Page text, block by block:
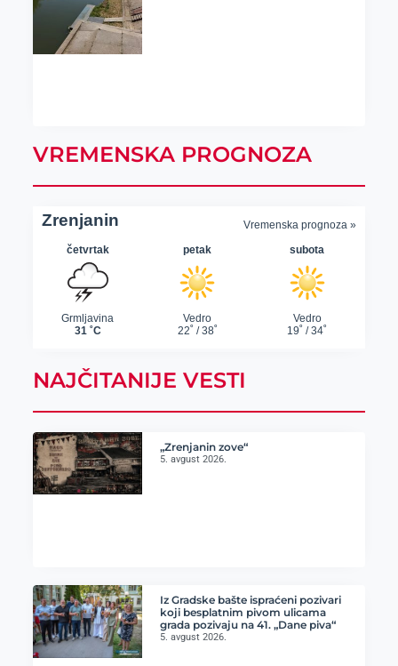
VREMENSKA PROGNOZA
NAJČITANIJE VESTI
„Zrenjanin zove“
5. avgust 2026.
Iz Gradske bašte ispraćeni pozivari
koji besplatnim pivom ulicama
grada pozivaju na 41. „Dane piva“
5. avgust 2026.